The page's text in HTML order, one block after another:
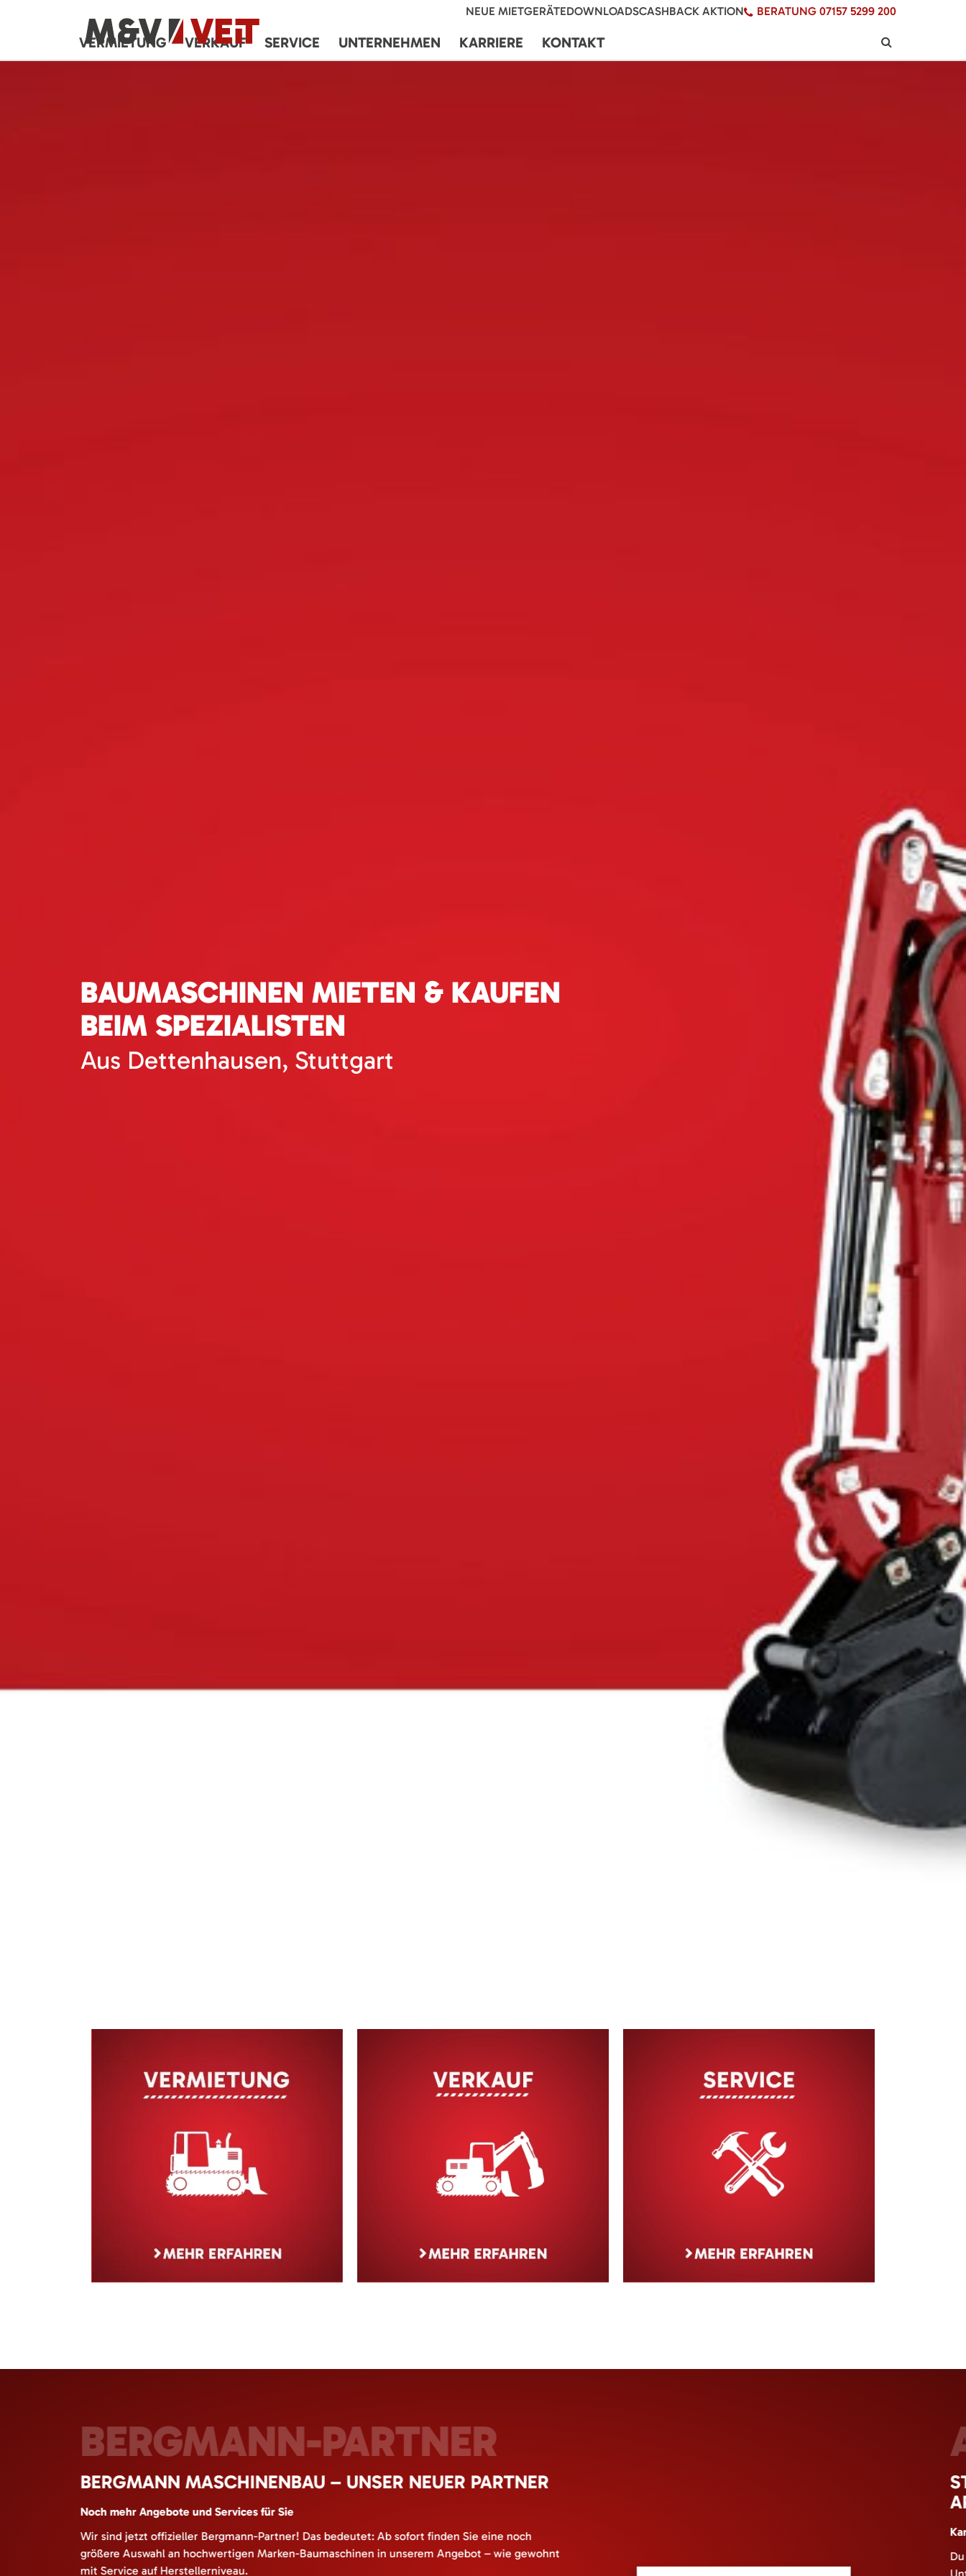
NEUE MIETGERÄTEDOWNLOADSCASHBACK AKTION BERATUNG 07157 5299 200
VERMIETUNG VERKAUF SERVICE UNTERNEHMEN KARRIERE KONTAKT
BAUMASCHINEN MIETEN & KAUFEN
BEIM SPEZIALISTEN
Aus Dettenhausen, Stuttgart
BERGMANN-PARTNER
BERGMANN MASCHINENBAU – UNSER NEUER PARTNER
Noch mehr Angebote und Services für Sie
Wir sind jetzt offizieller Bergmann-Partner! Das bedeutet: Ab sofort finden Sie eine noch
größere Auswahl an hochwertigen Marken-Baumaschinen in unserem Angebot – wie gewohnt
mit Service auf Herstellerniveau.